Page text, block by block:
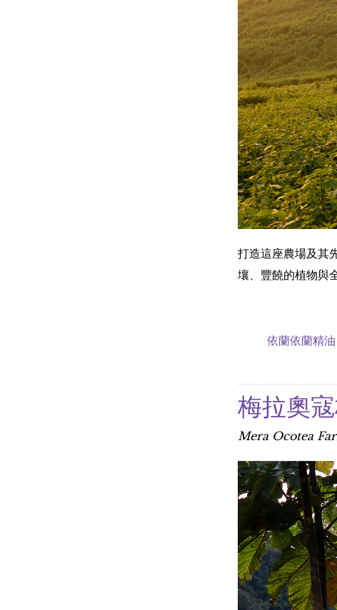
打造這座農場及其
壤、豐饒的植物與
依蘭依蘭精油
梅拉奧
Mera Ocotea